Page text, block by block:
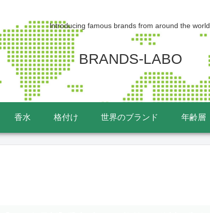
lntroducing famous brands from around the world.
BRANDS-LABO
香水 格付け 世界のブランド 年齢層